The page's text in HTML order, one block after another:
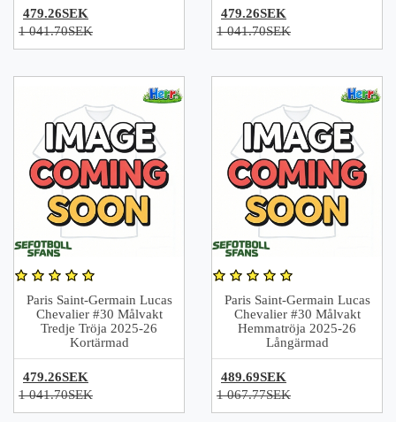
479.26SEK
1 041.70SEK
479.26SEK
1 041.70SEK
Paris Saint-Germain Lucas
Chevalier #30 Målvakt
Tredje Tröja 2025-26
Kortärmad
479.26SEK
1 041.70SEK
Paris Saint-Germain Lucas
Chevalier #30 Målvakt
Hemmatröja 2025-26
Långärmad
489.69SEK
1 067.77SEK